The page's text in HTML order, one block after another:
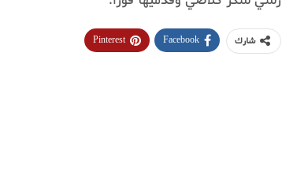
شارك Facebook
Pinterest